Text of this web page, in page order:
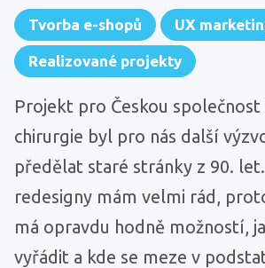
Tvorba e-shopů UX
Realizované projekty
Projekt pro Českou společnost
chirurgie byl pro nás další
předělat staré stránky z 90.
redesigny mám velmi rád,
má opravdu hodně možností,
vyřádit a kde se meze v